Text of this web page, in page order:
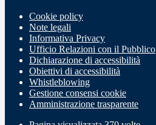
Cookie policy
Note legali
Informativa Privacy
Ufficio Relazioni con il Pubblico
Dichiarazione di accessibilità
Obiettivi di accessibilità
Whistleblowing
Gestione consensi cookie
Amministrazione trasparente